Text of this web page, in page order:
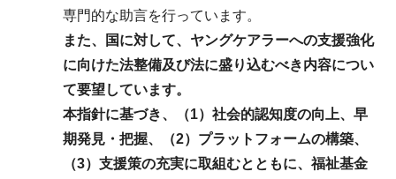
専門的な助言を行っています。
また、国に対して、ヤングケアラーへの支援強化
に向けた法整備及び法に盛り込むべき内容につい
て要望しています。
本指針に基づき、（1）社会的認知度の向上、早
期発見・把握、（2）プラットフォームの構築、
（3）支援策の充実に取組むとともに、福祉基金